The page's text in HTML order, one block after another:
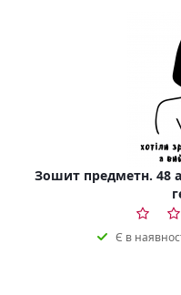
Зошит предметн. 48
Є в